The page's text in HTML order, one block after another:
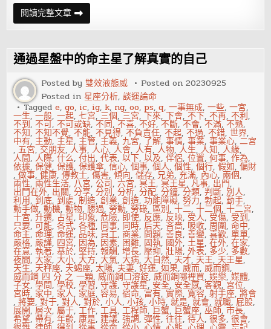
閱讀完整文章送
什
么
物
會
引
起
12
星
座
的
反
感
通過星盤中的命主星了解真實的自己
Posted by雙效液態威 Posted on20230925
Posted in 星座分析,談運論命
Taggede,go, ic, ig, k, ng,oo, ps,q,一事無成,一些,一宮,
一生,一般,一起,七宮,三個,三宮,下來,下會,不下,不再,不利,
不到,不可,不可或缺,不同,不喜,不好,不斷,不會,不滿,不熟,
不知,不知不覺,不能,不見得,不負責任,不起,不過,不錯,世界,
中有,主動,主星,主管,主義, 九宮, 了解,事情,事業,事業心,二宮
,五宮, 交朋友,人事,人心,人會,人有,人物,人生,人知,人緣,
人間,人際,什么,付出,代表,以下,以及,伴侶,位置,何事,作為,
依據,保健,保護,保護傘,信心,個事,個人,個性,個行,假如,偏財
,做事,健康,傳教士,傷害,傾向,儲存, 兄弟, 充滿, 內心, 兩個,
兩性, 兩性生活, 八宮,公司,六宮,冥王,冥王星,凡事, 出門,
出門在外, 出關,分享,分別,分析,分配,分鐘,分類,判斷, 別人,
利用, 到底, 到處,制造,創業,創造,功能障礙,努力,勃起,動手,
動手做,動機,動物,勝過, 勞動,勞碌,區別,十二,十二個,十二宮,
十宮,升遷, 占星, 印象,危險, 即使, 反應, 反映, 受人, 受傷, 受到,
只要,可能,各式,各種, 同事, 同時,后天,吝嗇, 吸收,周圍,命中,
命主,命理,命運, 品味, 員工,商業, 問題,善良,善變,喜歡,單單,
嚴格,嚴謹, 四宮, 因為, 因素, 困難, 固執, 國外,土星,在外,在家,
在意,執著,基於,堅持,報酬,增長,壓抑,壯陽,外表, 多少, 多數,
夜間,大家,大小,大方,大氣,大病,大自然, 天才, 天王, 天王星,
天生, 天秤座, 天蝎座,太陽, 夫妻,好運,如果,威而,威而鋼,
威而鋼 四 分 之 一顆,威而鋼口溶錠,威而鋼哪裡買,娛樂,媒體,
子女,學問,學校,學習,守護,守護星, 安全, 安全感,客觀, 宮位,
宮時, 家中, 家人, 家庭,容易,宿命, 富有,實際, 寬容,射手座,將會
,將要,對于,對人,對於,小人,小孩,小時,就是,就會,就職,屁股,
展開,層次,屬于,工作,工具,工程師,巨蟹,巨蟹座,巫師,市長,
希望,帶有,年齡,康是, 建議,強調,彈性,往往,待人,很多,很會,